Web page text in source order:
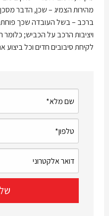
מהירות הצמיג – שכן, הדבר
ברכב – בשל העובדה שכך
ויציבות הרכב על הכביש;
לקיחת סיבובים חדים וכל ביצוע